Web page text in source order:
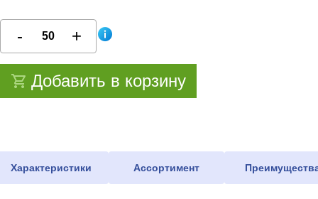
Добавить в корзину
Характеристики Ассортимент